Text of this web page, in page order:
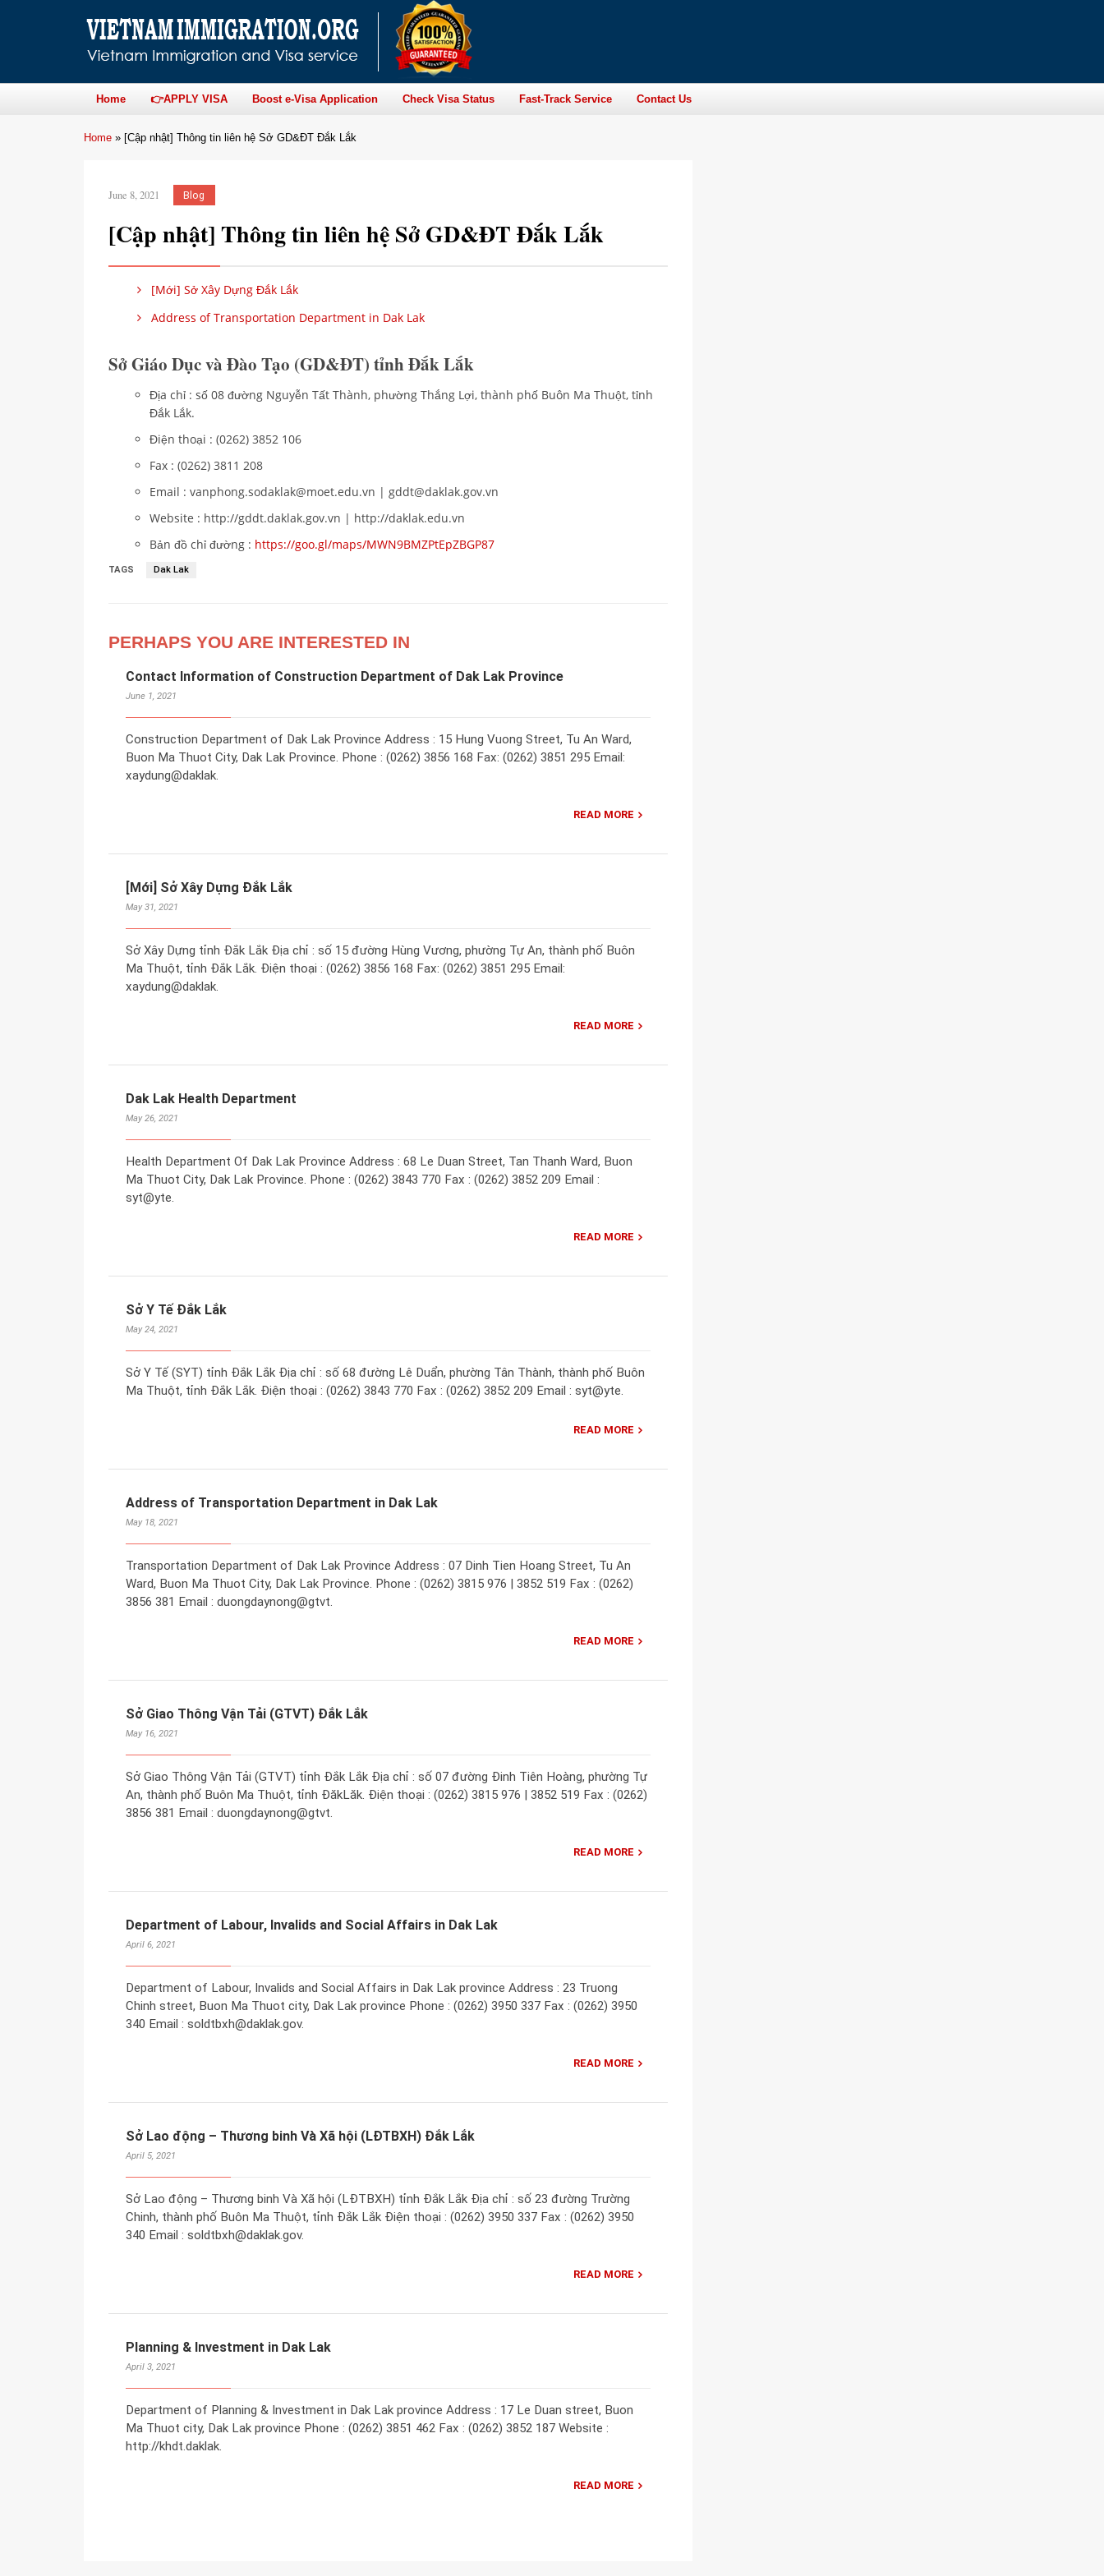
Home 👉APPLY VISA Boost e-Visa Application Check Visa Status Fast-Track Service Contact Us
Home » [Cập nhật] Thông tin liên hệ Sở GD&ĐT Đắk Lắk
June 8, 2021 Blog
[Cập nhật] Thông tin liên hệ Sở GD&ĐT Đắk Lắk
[Mới] Sở Xây Dựng Đắk Lắk
Address of Transportation Department in Dak Lak
Sở Giáo Dục và Đào Tạo (GD&ĐT) tỉnh Đắk Lắk
Địa chỉ : số 08 đường Nguyễn Tất Thành, phường Thắng Lợi, thành phố Buôn Ma Thuột, tỉnh
Đắk Lắk.
Điện thoại : (0262) 3852 106
Fax : (0262) 3811 208
Email : vanphong.sodaklak@moet.edu.vn | gddt@daklak.gov.vn
Website : http://gddt.daklak.gov.vn | http://daklak.edu.vn
Bản đồ chỉ đường : https://goo.gl/maps/MWN9BMZPtEpZBGP87
TAGS Dak Lak
PERHAPS YOU ARE INTERESTED IN
Contact Information of Construction Department of Dak Lak Province
June 1, 2021
Construction Department of Dak Lak Province Address : 15 Hung Vuong Street, Tu An Ward,
Buon Ma Thuot City, Dak Lak Province. Phone : (0262) 3856 168 Fax: (0262) 3851 295 Email:
xaydung@daklak.
READ MORE
[Mới] Sở Xây Dựng Đắk Lắk
May 31, 2021
Sở Xây Dựng tỉnh Đắk Lắk Địa chỉ : số 15 đường Hùng Vương, phường Tự An, thành phố Buôn
Ma Thuột, tỉnh Đắk Lắk. Điện thoại : (0262) 3856 168 Fax: (0262) 3851 295 Email:
xaydung@daklak.
READ MORE
Dak Lak Health Department
May 26, 2021
Health Department Of Dak Lak Province Address : 68 Le Duan Street, Tan Thanh Ward, Buon
Ma Thuot City, Dak Lak Province. Phone : (0262) 3843 770 Fax : (0262) 3852 209 Email :
syt@yte.
READ MORE
Sở Y Tế Đắk Lắk
May 24, 2021
Sở Y Tế (SYT) tỉnh Đắk Lắk Địa chỉ : số 68 đường Lê Duẩn, phường Tân Thành, thành phố Buôn
Ma Thuột, tỉnh Đắk Lắk. Điện thoại : (0262) 3843 770 Fax : (0262) 3852 209 Email : syt@yte.
READ MORE
Address of Transportation Department in Dak Lak
May 18, 2021
Transportation Department of Dak Lak Province Address : 07 Dinh Tien Hoang Street, Tu An
Ward, Buon Ma Thuot City, Dak Lak Province. Phone : (0262) 3815 976 | 3852 519 Fax : (0262)
3856 381 Email : duongdaynong@gtvt.
READ MORE
Sở Giao Thông Vận Tải (GTVT) Đắk Lắk
May 16, 2021
Sở Giao Thông Vận Tải (GTVT) tỉnh Đắk Lắk Địa chỉ : số 07 đường Đinh Tiên Hoàng, phường Tự
An, thành phố Buôn Ma Thuột, tỉnh ĐăkLăk. Điện thoại : (0262) 3815 976 | 3852 519 Fax : (0262)
3856 381 Email : duongdaynong@gtvt.
READ MORE
Department of Labour, Invalids and Social Affairs in Dak Lak
April 6, 2021
Department of Labour, Invalids and Social Affairs in Dak Lak province Address : 23 Truong
Chinh street, Buon Ma Thuot city, Dak Lak province Phone : (0262) 3950 337 Fax : (0262) 3950
340 Email : soldtbxh@daklak.gov.
READ MORE
Sở Lao động – Thương binh Và Xã hội (LĐTBXH) Đắk Lắk
April 5, 2021
Sở Lao động – Thương binh Và Xã hội (LĐTBXH) tỉnh Đắk Lắk Địa chỉ : số 23 đường Trường
Chinh, thành phố Buôn Ma Thuột, tỉnh Đắk Lắk Điện thoại : (0262) 3950 337 Fax : (0262) 3950
340 Email : soldtbxh@daklak.gov.
READ MORE
Planning & Investment in Dak Lak
April 3, 2021
Department of Planning & Investment in Dak Lak province Address : 17 Le Duan street, Buon
Ma Thuot city, Dak Lak province Phone : (0262) 3851 462 Fax : (0262) 3852 187 Website :
http://khdt.daklak.
READ MORE